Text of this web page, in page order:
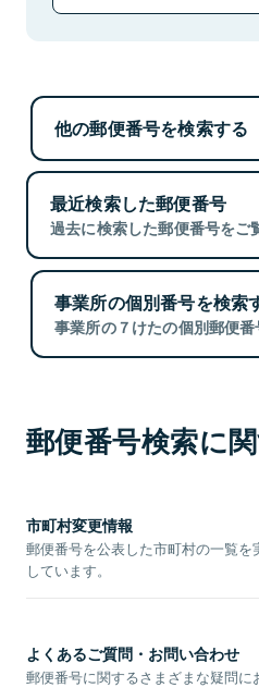
他の郵便番号を検索する
最近検索した郵便番号
過去に検索した郵便番号をご
事業所の個別番号を検索
事業所の７けたの個別郵便番
郵便番号検索に
市町村変更情報
郵便番号を公表した市町村の一覧
しています。
よくあるご質問・お問い合わせ
郵便番号に関するさまざまな疑問に